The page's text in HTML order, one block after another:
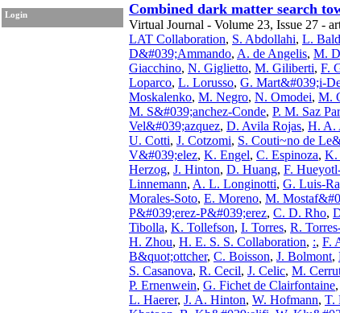
Login Combined dark matter search
Virtual Journal - Volume 23, Issue 27 -
LAT Collaboration, S. Abdollahi, L.
D&#039;Ammando, A. de Angelis, M.
Giacchino, N. Giglietto, M. Giliberti, F.
Loparco, L. Lorusso, G. Mart&#039;i-
Moskalenko, M. Negro, N. Omodei, M.
M. S&#039;anchez-Conde, P. M. Saz
Vel&#039;azquez, D. Avila Rojas, H. A.
U. Cotti, J. Cotzomi, S. Couti~no de
V&#039;elez, K. Engel, C. Espinoza, K.
Herzog, J. Hinton, D. Huang, F.
Linnemann, A. L. Longinotti, G. Luis-
Morales-Soto, E. Moreno, M.
P&#039;erez-P&#039;erez, C. D. Rho,
Tibolla, K. Tollefson, I. Torres, R.
H. Zhou, H. E. S. S. Collaboration, :, F.
B&quot;ottcher, C. Boisson, J. Bolmont,
S. Casanova, R. Cecil, J. Celic, M.
P. Ernenwein, G. Fichet de Clairfontaine,
L. Haerer, J. A. Hinton, W. Hofmann, T.